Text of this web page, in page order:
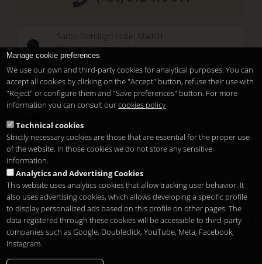
Santo Domingo Hotel Madrid
Pl. Santo Domingo, 13
28013 Madrid
Temporary Closed
See you atSunset Lookers
Restaurant
Copyright 2026 Legal notice Privacy Cookies
Manage cookie preferences
We use our own and third-party cookies for analytical purposes. You can
accept all cookies by clicking on the "Accept" button, refuse their use with
"Reject" or configure them and "Save preferences" button. For more
information you can consult ourcookies policy
Technical cookies
Strictly necessary cookies are those that are essential for the proper use
of the website. In those cookies we do not store any sensitive
information.
Analytics and Advertising Cookies
This website uses analytics cookies that allow tracking user behavior. It
also uses advertising cookies, which allows developing a specific profile
to display personalized ads based on this profile on other pages. The
data registered through these cookies will be accessible to third-party
companies such as Google, Doubleclick, YouTube, Meta, Facebook,
Instagram.